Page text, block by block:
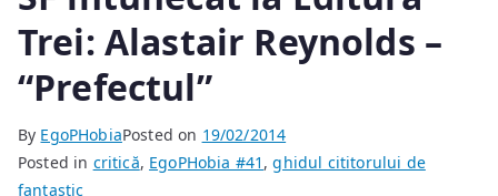
Trei: Alastair Reynolds –
“Prefectul”
By EgoPHobiaPosted on 19/02/2014
Posted in critică, EgoPHobia #41 ,ghidul cititorului de
fantastic